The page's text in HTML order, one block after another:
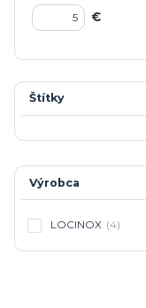
€
Štítky
Výrobca
LOCINOX (4)